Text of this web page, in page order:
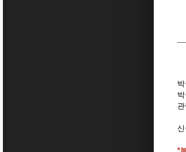
Sketchbook5, 스케치